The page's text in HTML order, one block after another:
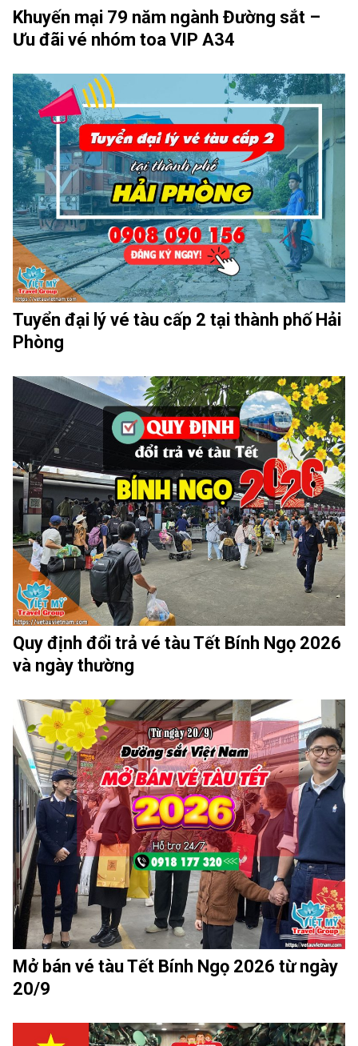
Khuyến mại 79 năm ngành Đường sắt –
Ưu đãi vé nhóm toa VIP A34
Tuyển đại lý vé tàu cấp 2 tại thành phố Hải
Phòng
Quy định đổi trả vé tàu Tết Bính Ngọ 2026
và ngày thường
Mở bán vé tàu Tết Bính Ngọ 2026 từ ngày
20/9